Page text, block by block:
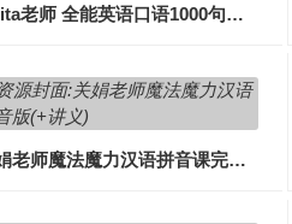
Anita老师 全能英语口语1000句视频课完整版
关娟老师魔法魔力汉语拼音课完整版(视频+讲义)